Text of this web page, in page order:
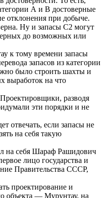
А и В достоверные
отклонения при добыче.
Ну и запасы С2 могут
до возможных или
к тому времени запасы
запасов из категории
было строить шахты и
выработок на что
разводя
эти порядки и не
отвечать, если запасы не
на себя такую
на себя Шараф Рашидович
лицо государства и
Правительства СССР,
проектирование и
объекта — Мурунтау, на